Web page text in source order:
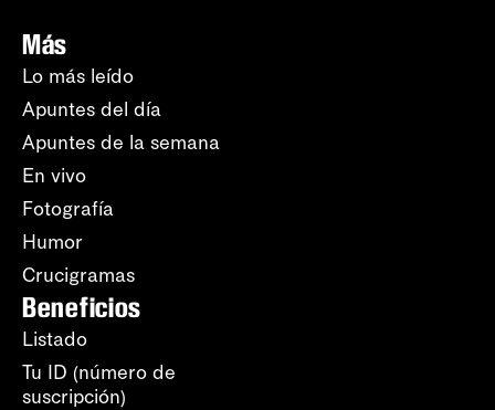
Más
Lo más leído
Apuntes del día
Apuntes de la semana
En vivo
Fotografía
Humor
Crucigramas
Beneficios
Listado
Tu ID (número de
suscripción)